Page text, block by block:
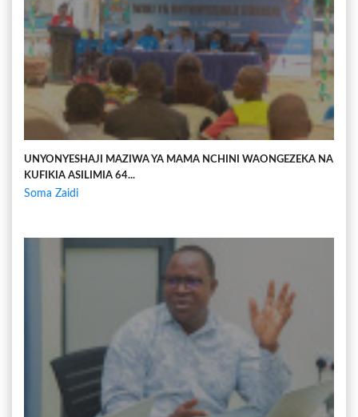
UNYONYESHAJI MAZIWA YA MAMA NCHINI WAONGEZEKA NA
KUFIKIA ASILIMIA 64...
Soma Zaidi